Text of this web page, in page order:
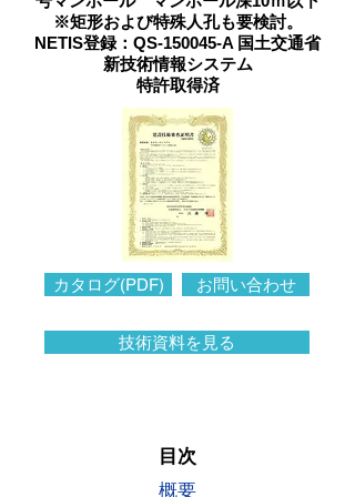
※矩形および特殊人孔も要検討。
NETIS登録：QS-150045-A 国土交通省
新技術情報システム
特許取得済
カタログ(PDF) お問い合わせ
技術資料を見る
目次
概要